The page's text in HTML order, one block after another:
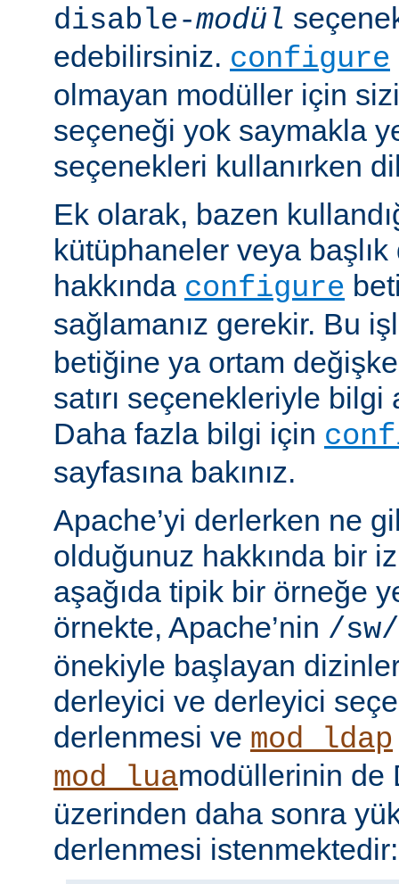
disable-modül
edebilirsiniz. configure
olmayan modüller için
seçeneği yok saymakla
seçenekleri kullanırken
Ek olarak, bazen
kütüphaneler veya başlık
hakkında configure
sağlamanız gerekir. Bu
betiğine ya ortam
satırı seçenekleriyle bilgi
Daha fazla bilgi için
sayfasına bakınız.
Apache’yi derlerken ne
olduğunuz hakkında bir
aşağıda tipik bir örneğe
örnekte, Apache’nin /
önekiyle başlayan
derleyici ve derleyici
derlenmesi ve mod_ldap
mod_luamodüllerinin de
üzerinden daha sonra
derlenmesi istenmektedir: